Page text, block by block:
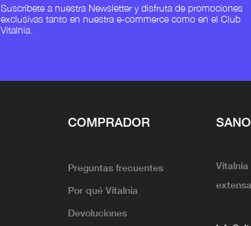
Suscríbete a nuestra Newsletter y disfruta de promociones
exclusivas tanto en nuestra e-commerce como en el Club
Vitalnia.
COMPRADOR
Preguntas frecuentes
Por qué Vitalnia
Devoluciones